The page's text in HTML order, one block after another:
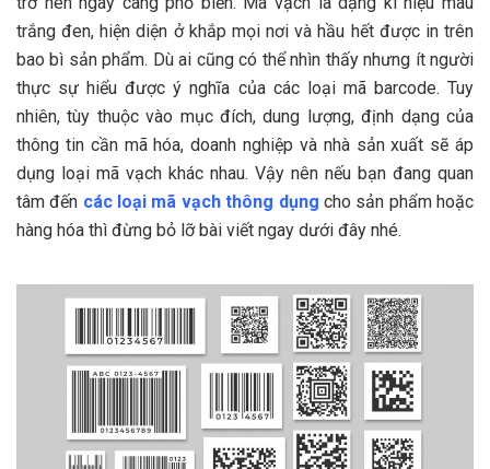
trắng đen, hiện diện ở khắp mọi nơi và hầu hết được in trên
bao bì sản phẩm. Dù ai cũng có thể nhìn thấy nhưng ít người
thực sự hiểu được ý nghĩa của các loại mã barcode. Tuy
nhiên, tùy thuộc vào mục đích, dung lượng, định dạng của
thông tin cần mã hóa, doanh nghiệp và nhà sản xuất sẽ áp
dụng loại mã vạch khác nhau. Vậy nên nếu bạn đang quan
tâm đến các loại mã vạch thông dụng cho sản phẩm hoặc
hàng hóa thì đừng bỏ lỡ bài viết ngay dưới đây nhé.